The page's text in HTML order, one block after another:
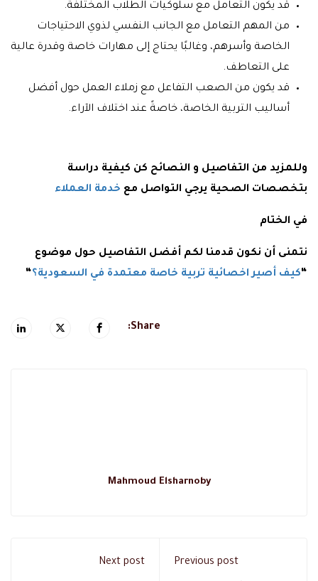
قد يكون التعامل مع سلوكيات الطلاب المختلفة.
من المهم التعامل مع الجانب النفسي لذوي الاحتياجات
الخاصة وأسرهم، وغالبًا يحتاج إلى مهارات خاصة وقدرة عالية
على التعاطف.
قد يكون من الصعب التفاعل مع زملاء العمل حول أفضل
أساليب التربية الخاصة، خاصةً عند اختلاف الآراء.
وللمزيد من التفاصيل و النصائح كن كيفية دراسة
بتخصصات الصحية يرجي التواصل مع خدمة العملاء
في الختام
نتمنى أن نكون قدمنا لكم أفضل التفاصيل حول موضوع
“كيف أصير اخصائية تربية خاصة معتمدة في السعودية؟“
Share:
Mahmoud Elsharnoby
Previous post
Next post